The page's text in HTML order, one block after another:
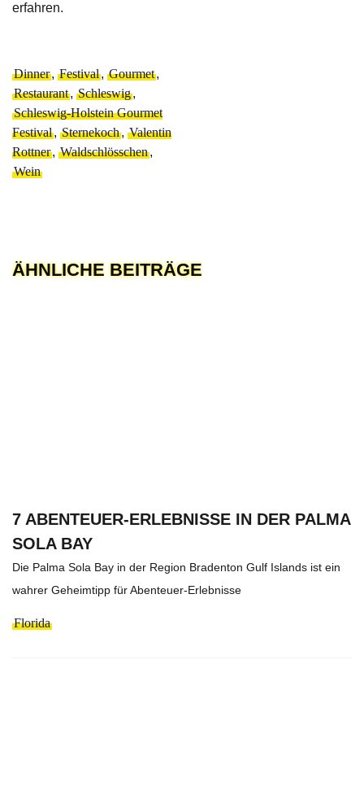
erfahren.
Dinner, Festival, Gourmet,
Restaurant, Schleswig,
Schleswig-Holstein Gourmet
Festival, Sternekoch, Valentin
Rottner, Waldschlösschen,
Wein
ÄHNLICHE BEITRÄGE
7 ABENTEUER-ERLEBNISSE IN DER PALMA
SOLA BAY
Die Palma Sola Bay in der Region Bradenton Gulf Islands ist ein
wahrer Geheimtipp für Abenteuer-Erlebnisse
Florida